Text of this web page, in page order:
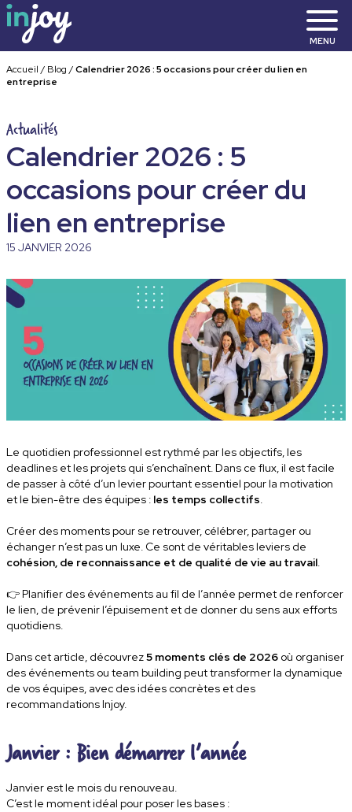
MENU
Accueil / Blog /Calendrier 2026 : 5 occasions pour créer du lien en
entreprise
Actualités
Calendrier 2026 : 5
occasions pour créer du
lien en entreprise
15 JANVIER 2026
Le quotidien professionnel est rythmé par les objectifs, les
deadlines et les projets qui s’enchaînent. Dans ce flux, il est facile
de passer à côté d’un levier pourtant essentiel pour la motivation
et le bien-être des équipes : les temps collectifs.
Créer des moments pour se retrouver, célébrer, partager ou
échanger n’est pas un luxe. Ce sont de véritables leviers de
cohésion, de reconnaissance et de qualité de vie au travail.
👉 Planifier des événements au fil de l’année permet de renforcer
le lien, de prévenir l’épuisement et de donner du sens aux efforts
quotidiens.
Dans cet article, découvrez5 moments clés de 2026où organiser
des événements ou team building peut transformer la dynamique
de vos équipes, avec des idées concrètes et des
recommandations Injoy.
Janvier : Bien démarrer l’année
Janvier est le mois du renouveau.
C’est le moment idéal pour poser les bases :